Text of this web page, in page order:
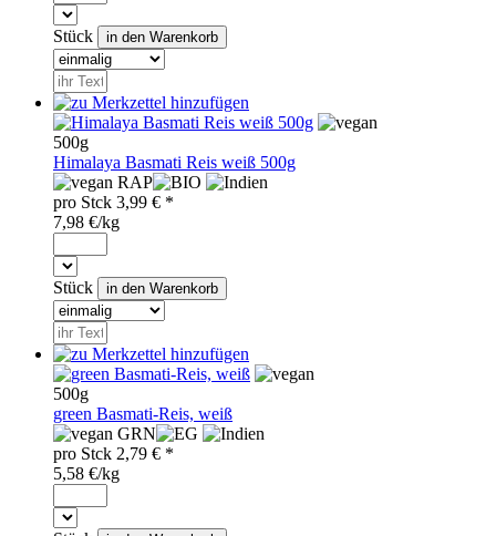
Stück
500g
Himalaya Basmati Reis weiß 500g
RAP
pro Stck 3,99 € *
7,98 €/kg
Stück
500g
green Basmati-Reis, weiß
GRN
pro Stck 2,79 € *
5,58 €/kg